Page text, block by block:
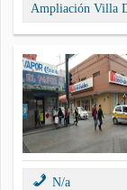
Ampliación Villa
N/a